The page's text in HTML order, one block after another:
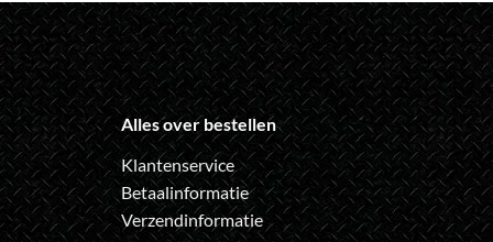
Alles over bestellen
Klantenservice
Betaalinformatie
Verzendinformatie